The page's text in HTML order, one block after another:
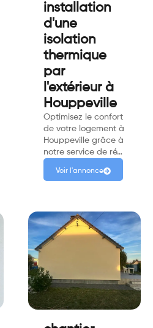
installation
d'une
isolation
thermique
par
l'extérieur à
Houppeville
Optimisez le confort
de votre logement à
Houppeville grâce à
notre service de ré…
Voir l'annonce